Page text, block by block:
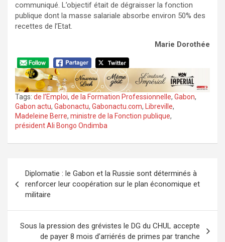
communiqué. L’objectif était de dégraisser la fonction
publique dont la masse salariale absorbe environ 50% des
recettes de l’Etat.
Marie Dorothée
Tags: de l’Emploi, de la Formation Professionnelle, Gabon,
Gabon actu, Gabonactu, Gabonactu.com, Libreville,
Madeleine Berre, ministre de la Fonction publique,
président Ali Bongo Ondimba
de
l’article
Diplomatie : le Gabon et la Russie sont déterminés à
renforcer leur coopération sur le plan économique et
militaire
Sous la pression des grévistes le DG du CHUL accepte
de payer 8 mois d’arriérés de primes par tranche